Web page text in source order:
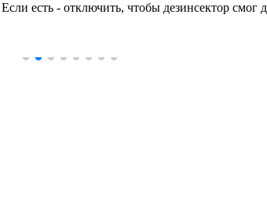
есть - отключить, чтобы дезинсектор смог